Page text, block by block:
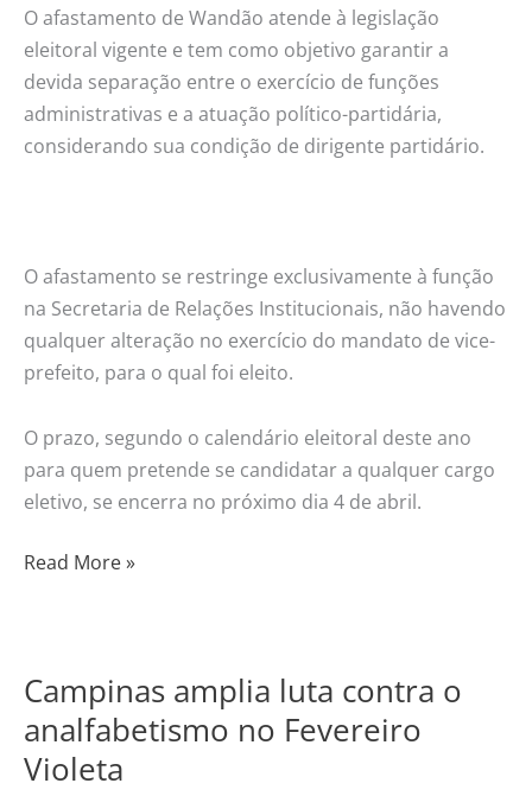
O afastamento de Wandão atende à legislação
eleitoral vigente e tem como objetivo garantir a
devida separação entre o exercício de funções
administrativas e a atuação político-partidária,
considerando sua condição de dirigente partidário.
O afastamento se restringe exclusivamente à função
na Secretaria de Relações Institucionais, não havendo
qualquer alteração no exercício do mandato de vice-
prefeito, para o qual foi eleito.
O prazo, segundo o calendário eleitoral deste ano
para quem pretende se candidatar a qualquer cargo
eletivo, se encerra no próximo dia 4 de abril.
Read More »
Campinas amplia luta contra o
analfabetismo no Fevereiro
Violeta
Campinas
amplia
luta
contra